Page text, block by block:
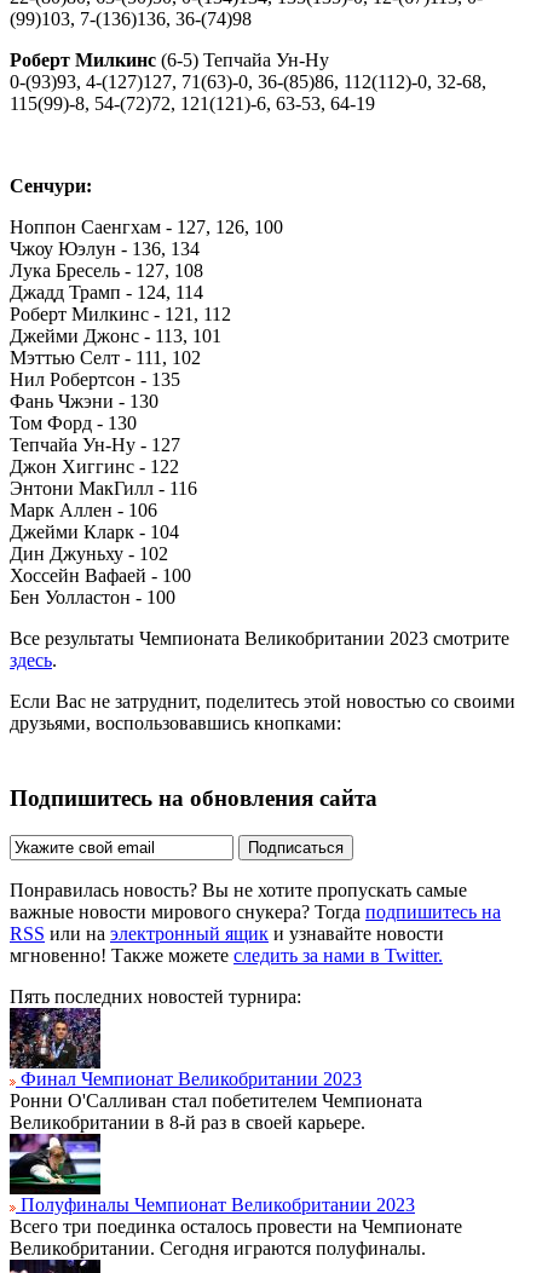
(99)103, 7-(136)136, 36-(74)98
Роберт Милкинс (6-5) Тепчайа Ун-Ну
0-(93)93, 4-(127)127, 71(63)-0, 36-(85)86, 112(112)-0, 32-68,
115(99)-8, 54-(72)72, 121(121)-6, 63-53, 64-19
Сенчури:
Ноппон Саенгхам - 127, 126, 100
Чжоу Юэлун - 136, 134
Лука Бресель - 127, 108
Джадд Трамп - 124, 114
Роберт Милкинс - 121, 112
Джейми Джонс - 113, 101
Мэттью Селт - 111, 102
Нил Робертсон - 135
Фань Чжэни - 130
Том Форд - 130
Тепчайа Ун-Ну - 127
Джон Хиггинс - 122
Энтони МакГилл - 116
Марк Аллен - 106
Джейми Кларк - 104
Дин Джуньху - 102
Хоссейн Вафаей - 100
Бен Уолластон - 100
Все результаты Чемпионата Великобритании 2023 смотрите
здесь.
Если Вас не затруднит, поделитесь этой новостью со своими
друзьями, воспользовавшись кнопками:
Подпишитесь на обновления сайта
Подписаться
Понравилась новость? Вы не хотите пропускать самые
важные новости мирового снукера? Тогда подпишитесь на
RSS или на электронный ящик и узнавайте новости
мгновенно! Также можете следить за нами в Twitter.
Пять последних новостей турнира:
Финал Чемпионат Великобритании 2023
Ронни О'Салливан стал побетителем Чемпионата
Великобритании в 8-й раз в своей карьере.
Полуфиналы Чемпионат Великобритании 2023
Всего три поединка осталось провести на Чемпионате
Великобритании. Сегодня играются полуфиналы.